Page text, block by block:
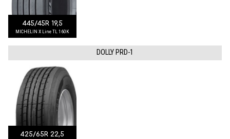
445/45R 19,5
MICHELIN X Line TL 160K
DOLLY PRD-1
425/65R 22,5